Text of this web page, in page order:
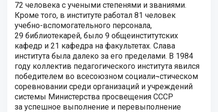
72 человека с учеными степенями и званиями.
Кроме того, в институте работал 81 человек
учебно-вспомогательного персонала,
29 библиотекарей, было 9 общеинститутских
кафедр и 21 кафедра на факультетах. Слава
института была далеко за его пределами. В 1984
году коллектив педагогического института явился
победителем во всесоюзном социали¬стическом
соревновании среди организаций и учреждений
системы Министерства просвещения СССР
за успешное выполнение и перевыполнение